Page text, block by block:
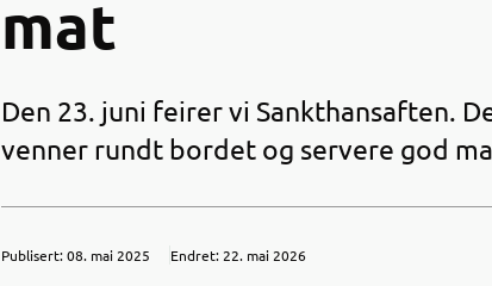
mat
Den 23. juni feirer vi Sankthansaften.
venner rundt bordet og servere god
Publisert:08. mai 2025 Endret: 22. mai 2026